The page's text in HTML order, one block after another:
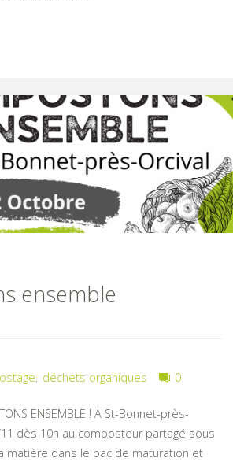
ensemble
, déchets organiques 0
ENSEMBLE ! A St-Bonnet-près-
dès 10h au composteur partagé sous
matière dans le bac de maturation et